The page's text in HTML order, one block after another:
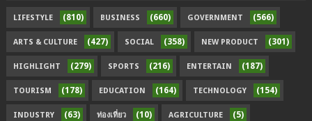
LIFESTYLE (810) BUSINESS (660) GOVERNMENT (566)
ARTS & CULTURE (427) SOCIAL (358) NEW PRODUCT (301)
HIGHLIGHT (279) SPORTS (216) ENTERTAIN (187)
TOURISM (178) EDUCATION (164) TECHNOLOGY (154)
INDUSTRY (63) ท่องเที่ยว (10) AGRICULTURE (5)